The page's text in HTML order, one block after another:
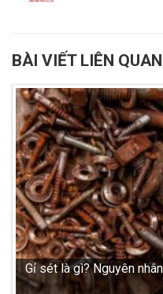
BÀI VIẾT LIÊN QUAN
Gỉ sét là gì? Nguyên